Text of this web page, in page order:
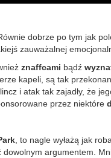
dobrze po tym jak
zauważalnej
znaffcami bądź
kapeli, są tak
i atak tak zajadły, że
przez niektóre
, to nagle wyłażą jak
argumentem.